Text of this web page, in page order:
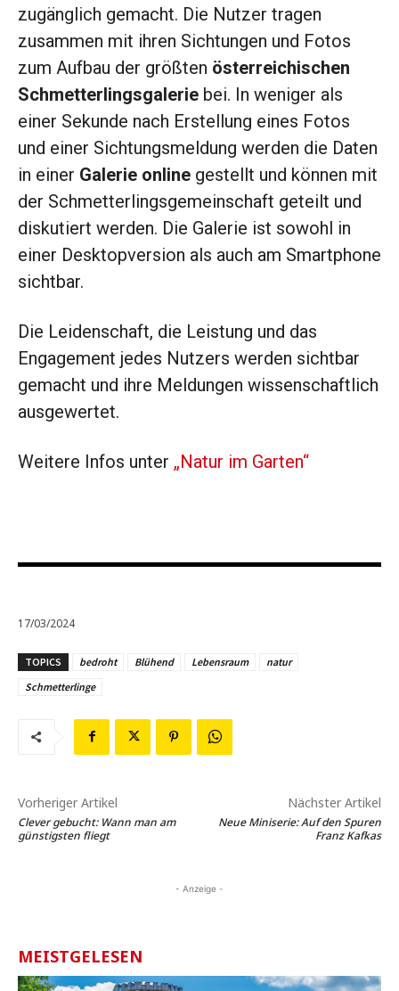
zugänglich gemacht. Die Nutzer tragen
zusammen mit ihren Sichtungen und Fotos
zum Aufbau der größten österreichischen
Schmetterlingsgalerie bei. In weniger als
einer Sekunde nach Erstellung eines Fotos
und einer Sichtungsmeldung werden die Daten
in einer Galerie online gestellt und können mit
der Schmetterlingsgemeinschaft geteilt und
diskutiert werden. Die Galerie ist sowohl in
einer Desktopversion als auch am Smartphone
sichtbar.
Die Leidenschaft, die Leistung und das
Engagement jedes Nutzers werden sichtbar
gemacht und ihre Meldungen wissenschaftlich
ausgewertet.
Weitere Infos unter „Natur im Garten“
17/03/2024
TOPICS bedroht Blühend Lebensraum
natur
Schmetterlinge
Vorheriger Artikel
Clever gebucht: Wann man am
günstigsten fliegt
Nächster Artikel
Neue Miniserie: Auf den Spuren
Franz Kafkas
- Anzeige -
MEISTGELESEN